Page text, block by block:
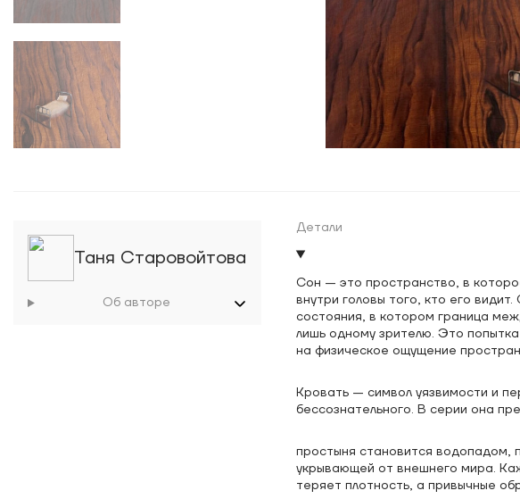
Таня Старовойтова
Об авторе
Детали
Сон — это пространство, в
внутри головы того, кто его
состояния, в котором граница
лишь одному зрителю. Это
на физическое ощущение
Кровать — символ уязвимости и
бессознательного. В серии она
простыня становится водопадом,
укрывающей от внешнего мира.
теряет плотность, а привычные